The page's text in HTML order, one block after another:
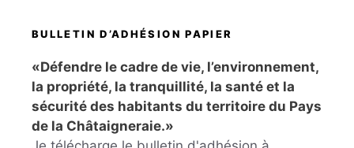
BULLETIN D’ADHÉSION PAPIER
«Défendre le cadre de vie, l’environnement,
la propriété, la tranquillité, la santé et la
sécurité des habitants du territoire du Pays
de la Châtaigneraie.»